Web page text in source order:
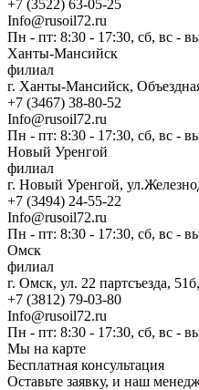
+7 (3522) 63-05-25
Info@rusoil72.ru
Пн - пт: 8:30 - 17:30, сб, вс -
Ханты-Мансийск
филиал
г. Ханты-Мансийск,
+7 (3467) 38-80-52
Info@rusoil72.ru
Пн - пт: 8:30 - 17:30, сб, вс -
Новый Уренгой
филиал
г. Новый Уренгой,
+7 (3494) 24-55-22
Info@rusoil72.ru
Пн - пт: 8:30 - 17:30, сб, вс -
Омск
филиал
г. Омск, ул. 22 партсъезда,
+7 (3812) 79-03-80
Info@rusoil72.ru
Пн - пт: 8:30 - 17:30, сб, вс -
Мы на карте
Бесплатная консультация
Оставьте заявку, и наш